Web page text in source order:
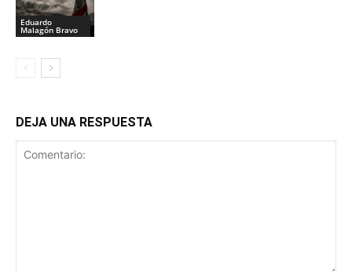
Eduardo
Malagón Bravo
DEJA UNA RESPUESTA